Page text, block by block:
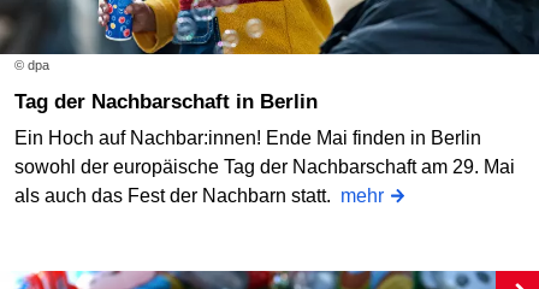
© dpa
Tag der Nachbarschaft in Berlin
Ein Hoch auf Nachbar:innen! Ende Mai finden in Berlin
sowohl der europäische Tag der Nachbarschaft am 29. Mai
als auch das Fest der Nachbarn statt. mehr